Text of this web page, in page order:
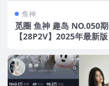
鱼神
觅圈 鱼神 趣岛 NO.050期
【28P2V】2025年最新版